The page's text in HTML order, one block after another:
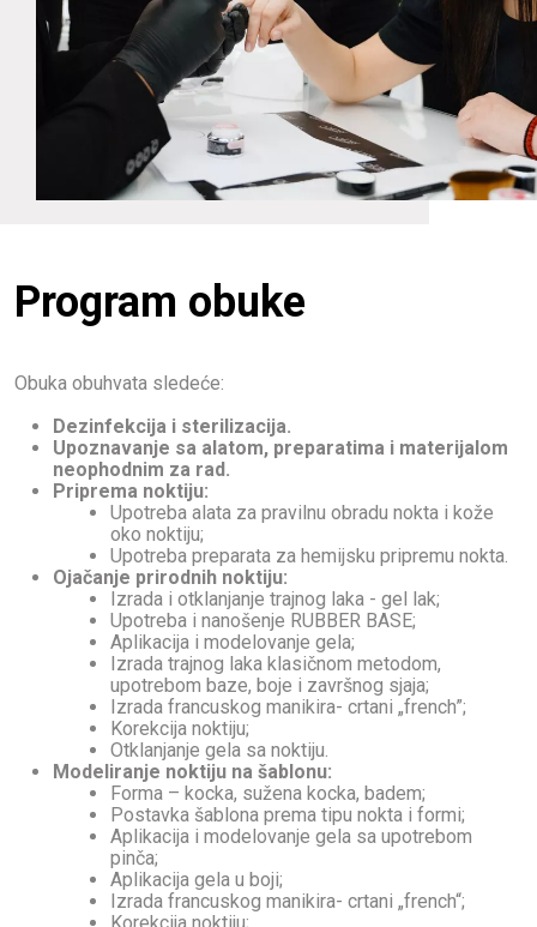
Program obuke
Obuka obuhvata sledeće:
Dezinfekcija i sterilizacija.
Upoznavanje sa alatom, preparatima i materijalom
neophodnim za rad.
Priprema noktiju:
Upotreba alata za pravilnu obradu nokta i kože
oko noktiju;
Upotreba preparata za hemijsku pripremu nokta.
Ojačanje prirodnih noktiju:
Izrada i otklanjanje trajnog laka - gel lak;
Upotreba i nanošenje RUBBER BASE;
Aplikacija i modelovanje gela;
Izrada trajnog laka klasičnom metodom,
upotrebom baze, boje i završnog sjaja;
Izrada francuskog manikira- crtani „french”;
Korekcija noktiju;
Otklanjanje gela sa noktiju.
Modeliranje noktiju na šablonu:
Forma – kocka, sužena kocka, badem;
Postavka šablona prema tipu nokta i formi;
Aplikacija i modelovanje gela sa upotrebom
pinča;
Aplikacija gela u boji;
Izrada francuskog manikira- crtani „french“;
Korekcija noktiju;